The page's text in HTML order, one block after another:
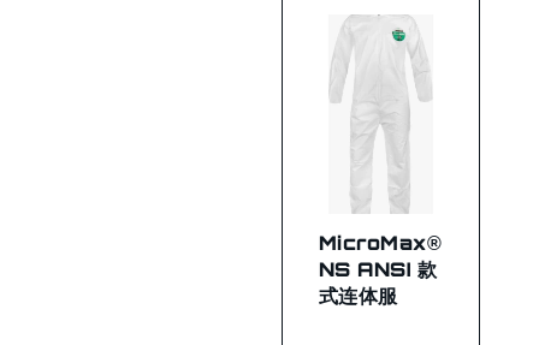
MicroMax®
NS ANSI 款
式连体服